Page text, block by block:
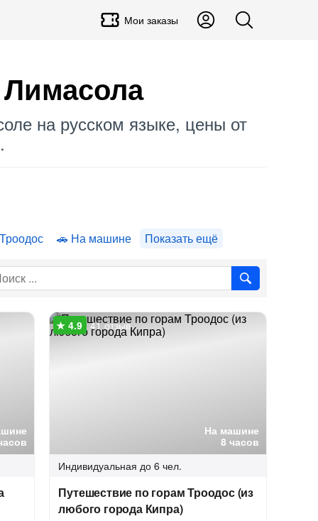
Мои заказы
на русском языке, цены от
На машине Показать ещё
На машине
8 часов
41 отзыв
Индивидуальная до 6 чел.
Путешествие по горам Троодос (из
любого города Кипра)